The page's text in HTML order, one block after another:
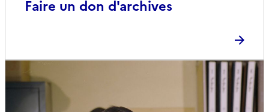
Faire un don d'archives